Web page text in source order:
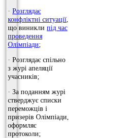
· Розглядає
конфліктні ситуації
що виникли під час
проведення
Олімпіади;
· Розглядає спільно
з журі апеляції
учасників;
· За поданням журі
стверджує списки
переможців і
призерів Олімпіади,
оформляє
протоколи;